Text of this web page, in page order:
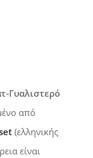
Γυαλιστερό
από
(ελληνικής
είναι